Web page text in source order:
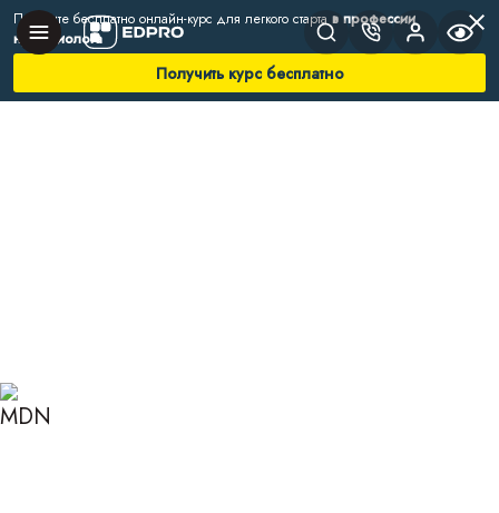
Получите бесплатно онлайн-курс для легкого стартав профессии
нутрициолога
Получить курс бесплатно